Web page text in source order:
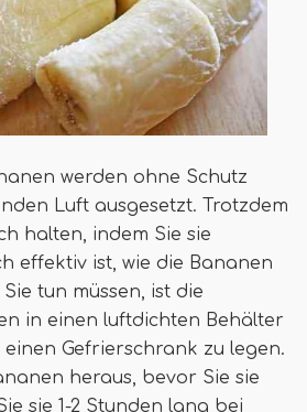
werden ohne Schutz
Luft ausgesetzt. Trotzdem
halten, indem Sie sie
effektiv ist, wie die Bananen
tun müssen, ist die
in einen luftdichten Behälter
Gefrierschrank zu legen.
heraus, bevor Sie sie
sie 1-2 Stunden lang bei